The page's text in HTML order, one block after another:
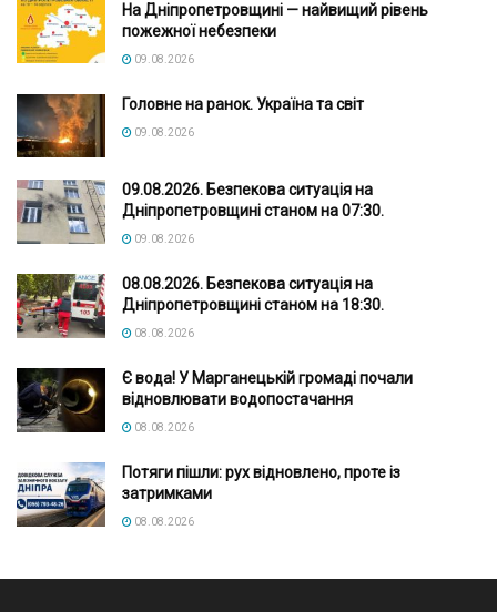
На Дніпропетровщині — найвищий рівень
пожежної небезпеки
09.08.2026
Головне на ранок. Україна та світ
09.08.2026
09.08.2026. Безпекова ситуація на
Дніпропетровщині станом на 07:30.
09.08.2026
08.08.2026. Безпекова ситуація на
Дніпропетровщині станом на 18:30.
08.08.2026
Є вода! У Марганецькій громаді почали
відновлювати водопостачання
08.08.2026
Потяги пішли: рух відновлено, проте із
затримками
08.08.2026